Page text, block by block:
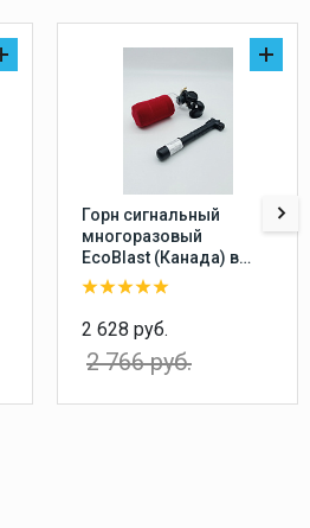
Горн сигнальный
многоразовый
EcoBlast (Канада) в
комплекте с насосом,
перезаряжаемый
воздушный звуковой
сигнал
пневматический
пластиковый баллон
2 628 руб.
2 766 руб.